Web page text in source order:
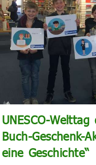
UNESCO-
Buch-Geschenk-
eine Geschichte“